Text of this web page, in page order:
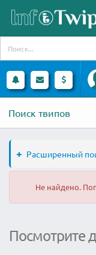
Поиск твипов
Расширенный
Не найдено.
Посмотрите